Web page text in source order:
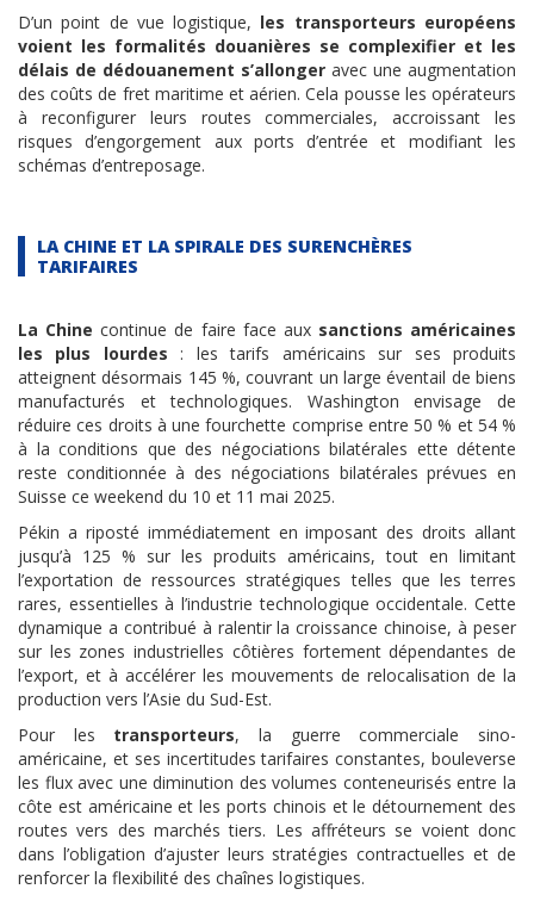
D’un point de vue logistique, les transporteurs européens
voient les formalités douanières se complexifier et les
délais de dédouanement s’allonger avec une augmentation
des coûts de fret maritime et aérien. Cela pousse les opérateurs
à reconfigurer leurs routes commerciales, accroissant les
risques d’engorgement aux ports d’entrée et modifiant les
schémas d’entreposage.
LA CHINE ET LA SPIRALE DES SURENCHÈRES
TARIFAIRES
La Chine continue de faire face aux sanctions américaines
les plus lourdes : les tarifs américains sur ses produits
atteignent désormais 145 %, couvrant un large éventail de biens
manufacturés et technologiques. Washington envisage de
réduire ces droits à une fourchette comprise entre 50 % et 54 %
à la conditions que des négociations bilatérales ette détente
reste conditionnée à des négociations bilatérales prévues en
Suisse ce weekend du 10 et 11 mai 2025.
Pékin a riposté immédiatement en imposant des droits allant
jusqu’à 125 % sur les produits américains, tout en limitant
l’exportation de ressources stratégiques telles que les terres
rares, essentielles à l’industrie technologique occidentale. Cette
dynamique a contribué à ralentir la croissance chinoise, à peser
sur les zones industrielles côtières fortement dépendantes de
l’export, et à accélérer les mouvements de relocalisation de la
production vers l’Asie du Sud-Est.
Pour les transporteurs, la guerre commerciale sino-
américaine, et ses incertitudes tarifaires constantes, bouleverse
les flux avec une diminution des volumes conteneurisés entre la
côte est américaine et les ports chinois et le détournement des
routes vers des marchés tiers. Les affréteurs se voient donc
dans l’obligation d’ajuster leurs stratégies contractuelles et de
renforcer la flexibilité des chaînes logistiques.